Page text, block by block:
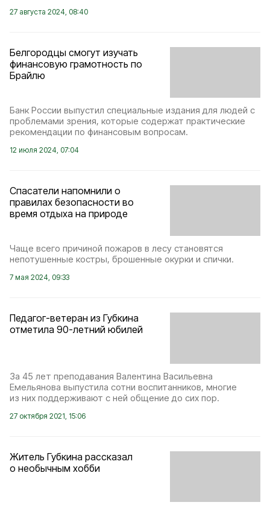
27 августа 2024, 08:40
Белгородцы смогут изучать
финансовую грамотность по
Брайлю
Банк России выпустил специальные издания для людей с
проблемами зрения, которые содержат практические
рекомендации по финансовым вопросам.
12 июля 2024, 07:04
Спасатели напомнили о
правилах безопасности во
время отдыха на природе
Чаще всего причиной пожаров в лесу становятся
непотушенные костры, брошенные окурки и спички.
7 мая 2024, 09:33
Педагог-ветеран из Губкина
отметила 90-летний юбилей
За 45 лет преподавания Валентина Васильевна
Емельянова выпустила сотни воспитанников, многие
из них поддерживают с ней общение до сих пор.
27 октября 2021, 15:06
Житель Губкина рассказал
о необычным хобби